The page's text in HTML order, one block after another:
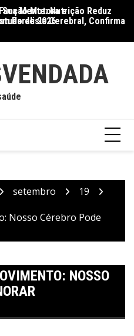
Mente: Nutrição Reduz
de 2026
Motora e
Paralisia Cerebral, Confirma
setembro
19
Nosso Cérebro Pode
NOSSO